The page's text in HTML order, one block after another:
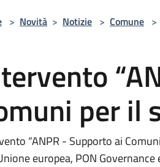
> Novità > Notizie > Comune >
per il
“ANPR - Supporto ai
europea, PON